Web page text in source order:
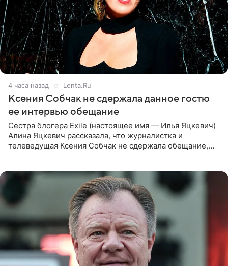
4 часа назад Lenta.Ru
Ксения Собчак не сдержала данное гостю
ее интервью обещание
Сестра блогера Exile (настоящее имя — Илья Яцкевич)
Алина Яцкевич рассказала, что журналистка и
телеведущая Ксения Собчак не сдержала обещание,